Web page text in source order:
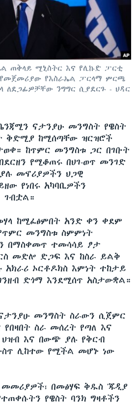
ጠቅላይ ሚኒስትር እና የሊኩድ ፓርቲ
የእስራኤል ፓርላማ ምርጫ
ለደጋፊዎቻቸው ንግግር ሲያደርጉ - ህዳር
ናታንያሁ መንግስት የዌስት
ቅድሚያ ከሚሰጣቸው ዝርዝሮች
ከጥምር መንግስቱ ጋር በገቡት
የሚቆጠሩ በህገ-ወጥ መንገድ
መኖሪያዎችን ህጋዊ
የነበሩ አካባቢዎችን
ከሚፈፅምበት አንድ ቀን ቀደም
መንግስቱ ስምምነት
በማስቀመጥ ተመሳሳይ ፆታ
መድሎ ድጋፍ እና ከስራ ይልቅ
ኦርቶዶክስ እምነት ተከታይ
ድጎማ እንደሚሰጥ አስታውቋል።
መንግስት ስራውን ሲጀምር
ስራ መሰረት የጣለ እና
ህዝብ እና በውጭ ያሉ የቅርብ
ሊከተው የሚችል መሆኑ ነው
በመፅሃፍ ቅዱስ 'ጁዲያ
የዌስት ባንክ ግዛቶችን